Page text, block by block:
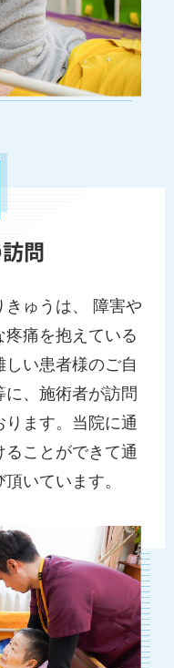
問
ゅうは、 障害や
痛を抱えている
い患者様のご自
、施術者が訪問
ます。当院に通
ことができて通
いています。